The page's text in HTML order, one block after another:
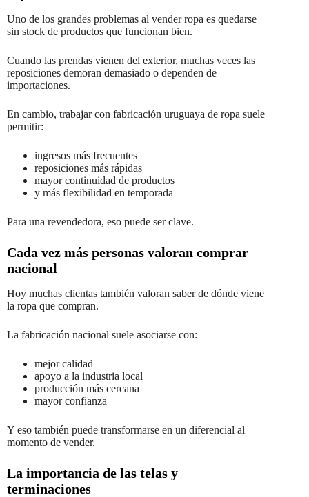
Uno de los grandes problemas al vender ropa es quedarse
sin stock de productos que funcionan bien.
Cuando las prendas vienen del exterior, muchas veces las
reposiciones demoran demasiado o dependen de
importaciones.
En cambio, trabajar con fabricación uruguaya de ropa suele
permitir:
ingresos más frecuentes
reposiciones más rápidas
mayor continuidad de productos
y más flexibilidad en temporada
Para una revendedora, eso puede ser clave.
Cada vez más personas valoran comprar
nacional
Hoy muchas clientas también valoran saber de dónde viene
la ropa que compran.
La fabricación nacional suele asociarse con:
mejor calidad
apoyo a la industria local
producción más cercana
mayor confianza
Y eso también puede transformarse en un diferencial al
momento de vender.
La importancia de las telas y
terminaciones